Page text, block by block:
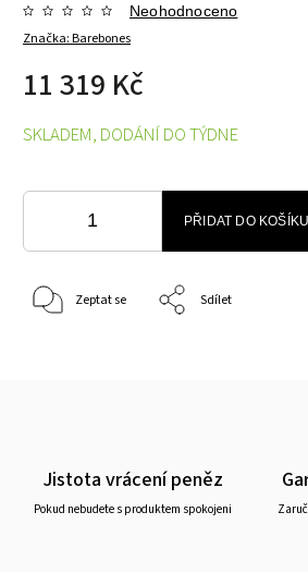
Značka:Barebones
Neohodnoceno
11 319 Kč
SKLADEM, DODÁNÍ DO TÝDNE
PŘIDAT DO KOŠÍKU
Zeptat se Sdílet
Jistota vrácení peněz
Pokud nebudete s produktem spokojeni